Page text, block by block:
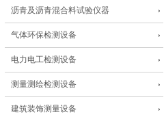
沥青及沥青混合料试验仪器
气体环保检测设备
电力电工检测设备
测量测绘检测设备
建筑装饰测量设备